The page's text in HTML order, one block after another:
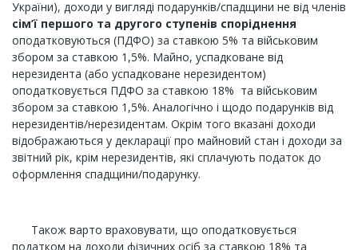
України), доходи у вигляді подарунків/спадщини не від членів
сім’ї першого та другого ступенів споріднення
оподатковуються (ПДФО) за ставкою 5% та військовим
збором за ставкою 1,5%. Майно, успадковане від
нерезидента (або успадковане нерезидентом)
оподатковується ПДФО за ставкою 18% та військовим
збором за ставкою 1,5%. Аналогічно і щодо подарунків від
нерезидентів/нерезидентам. Окрім того вказані доходи
відображаються у декларації про майновий стан і доходи за
звітний рік, крім нерезидентів, які сплачують податок до
оформлення спадщини/подарунку.
Також варто враховувати, що оподатковується
податком на доходи фізичних осіб за ставкою 18% та